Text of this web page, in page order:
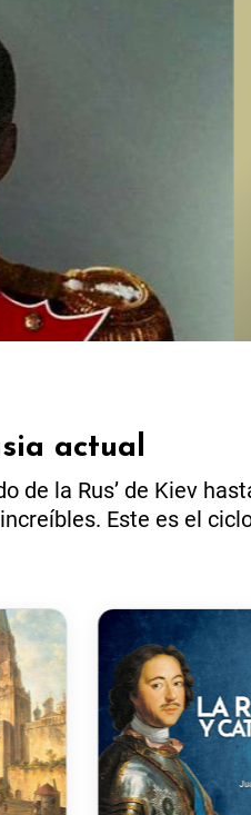
actual
de la Rus’ de Kiev
Este es el